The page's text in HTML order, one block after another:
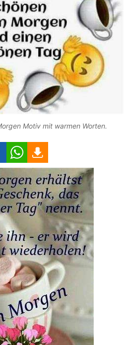
Motiv mit warmen Worten.